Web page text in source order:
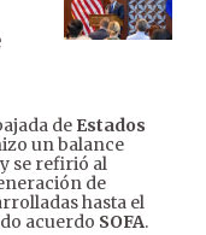
de Estados
un balance
se refirió al
de
hasta el
acuerdo SOFA.